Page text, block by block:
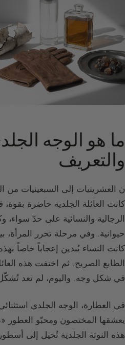
ما هو الوجه
والتعريف
ن العشرينيات إلى السبعينيات من
كانت العائلة الجلدية حاضرة
الرجالية والنسائية على حدّ سواء،
كانت النساء يُبدين إعجاباً خاصاً
الطابع الصريح. ثم اختفت هذه
في شكل وجه. واليوم، لم تعد تُشكّل
في العطارة، الوجه الجلدي
يعشقها المختصون ومحبّو العطور
هذه النوتة الجلدية تُحيل إلى